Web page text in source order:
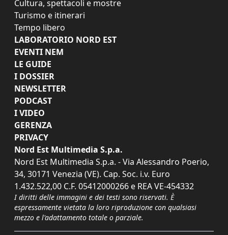
Cultura, spettacoli e mostre
Turismo e itinerari
Tempo libero
LABORATORIO NORD EST
EVENTI NEM
LE GUIDE
I DOSSIER
NEWSLETTER
PODCAST
I VIDEO
GERENZA
PRIVACY
Nord Est Multimedia S.p.a.
Nord Est Multimedia S.p.a. - Via Alessandro Poerio,
34, 30171 Venezia (VE). Cap. Soc. i.v. Euro
1.432.522,00 C.F. 05412000266 e REA VE-454332
I diritti delle immagini e dei testi sono riservati. È
espressamente vietata la loro riproduzione con qualsiasi
mezzo e l'adattamento totale o parziale.